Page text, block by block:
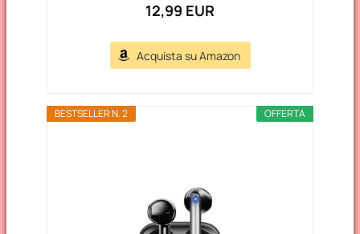
12,99 EUR
Acquista su Amazon
OFFERTA
BESTSELLER N. 2